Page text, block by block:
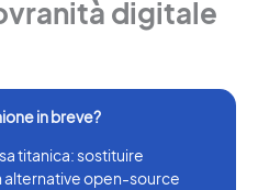
digitale
titanica: sostituire
alternative open-source